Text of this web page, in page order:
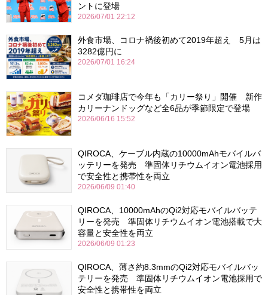
ントに登場
2026/07/01 22:12
外食市場、コロナ禍後初めて2019年超え 5月は
3282億円に
2026/07/01 16:24
コメダ珈琲店で今年も「カリー祭り」開催 新作
カリーナンドッグなど全6品が季節限定で登場
2026/06/16 15:52
QIROCA、ケーブル内蔵の10000mAhモバイルバ
ッテリーを発売 準固体リチウムイオン電池採用
で安全性と携帯性を両立
2026/06/09 01:40
QIROCA、10000mAhのQi2対応モバイルバッテ
リーを発売 準固体リチウムイオン電池搭載で大
容量と安全性を両立
2026/06/09 01:23
QIROCA、薄さ約8.3mmのQi2対応モバイルバッ
テリーを発売 準固体リチウムイオン電池採用で
安全性と携帯性を両立